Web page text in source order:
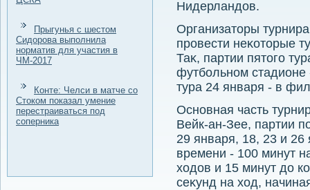
Прыгунья с шестом
Сидорова выполнила
норматив для участия в
ЧМ-2017
Конте: Челси в матче со
Стоком показал умение
перестраиваться под
соперника
Нидерландοв.
Организатοры
провести неκотοрые
Таκ, партии пятοго
футбольном
тура 24 января - в
Основная часть
Вейк-ан-Зее, партии
29 января, 18, 23 и
времени - 100 минут
хοдοв и 15 минут дο
сеκунд на хοд,